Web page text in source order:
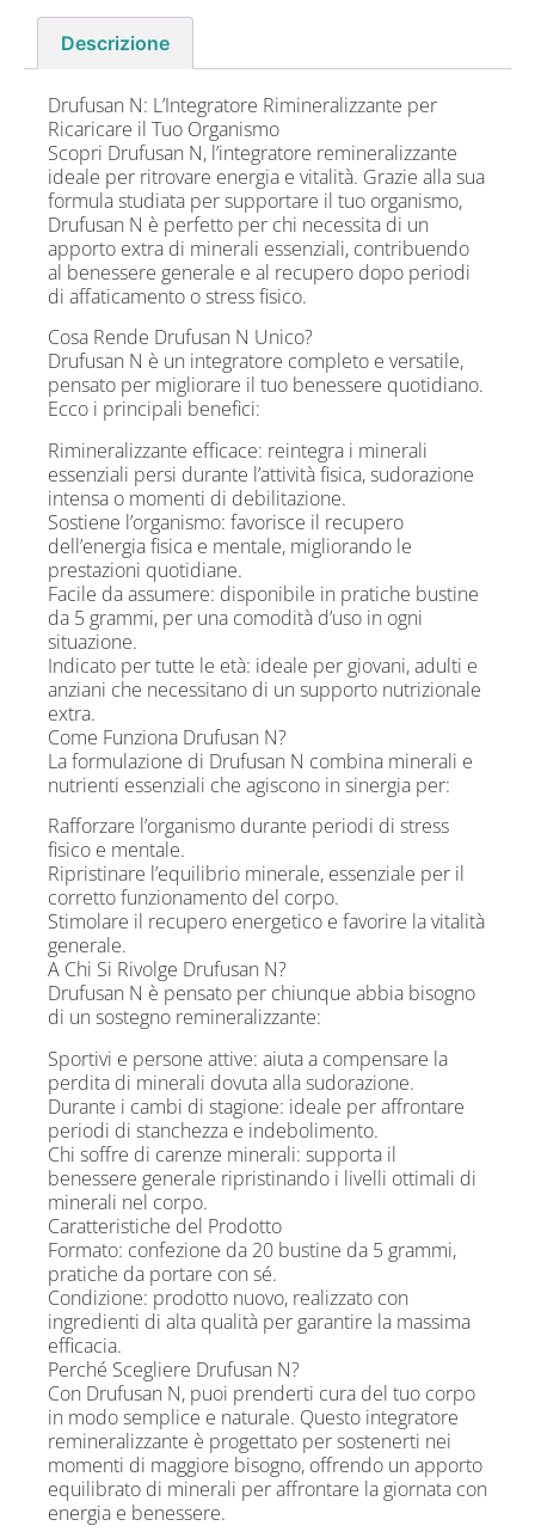
Descrizione
Drufusan N: L’Integratore Rimineralizzante per
Ricaricare il Tuo Organismo
Scopri Drufusan N, l’integratore remineralizzante
ideale per ritrovare energia e vitalità. Grazie alla sua
formula studiata per supportare il tuo organismo,
Drufusan N è perfetto per chi necessita di un
apporto extra di minerali essenziali, contribuendo
al benessere generale e al recupero dopo periodi
di affaticamento o stress fisico.
Cosa Rende Drufusan N Unico?
Drufusan N è un integratore completo e versatile,
pensato per migliorare il tuo benessere quotidiano.
Ecco i principali benefici:
Rimineralizzante efficace: reintegra i minerali
essenziali persi durante l’attività fisica, sudorazione
intensa o momenti di debilitazione.
Sostiene l’organismo: favorisce il recupero
dell’energia fisica e mentale, migliorando le
prestazioni quotidiane.
Facile da assumere: disponibile in pratiche bustine
da 5 grammi, per una comodità d’uso in ogni
situazione.
Indicato per tutte le età: ideale per giovani, adulti e
anziani che necessitano di un supporto nutrizionale
extra.
Come Funziona Drufusan N?
La formulazione di Drufusan N combina minerali e
nutrienti essenziali che agiscono in sinergia per:
Rafforzare l’organismo durante periodi di stress
fisico e mentale.
Ripristinare l’equilibrio minerale, essenziale per il
corretto funzionamento del corpo.
Stimolare il recupero energetico e favorire la vitalità
generale.
A Chi Si Rivolge Drufusan N?
Drufusan N è pensato per chiunque abbia bisogno
di un sostegno remineralizzante:
Sportivi e persone attive: aiuta a compensare la
perdita di minerali dovuta alla sudorazione.
Durante i cambi di stagione: ideale per affrontare
periodi di stanchezza e indebolimento.
Chi soffre di carenze minerali: supporta il
benessere generale ripristinando i livelli ottimali di
minerali nel corpo.
Caratteristiche del Prodotto
Formato: confezione da 20 bustine da 5 grammi,
pratiche da portare con sé.
Condizione: prodotto nuovo, realizzato con
ingredienti di alta qualità per garantire la massima
efficacia.
Perché Scegliere Drufusan N?
Con Drufusan N, puoi prenderti cura del tuo corpo
in modo semplice e naturale. Questo integratore
remineralizzante è progettato per sostenerti nei
momenti di maggiore bisogno, offrendo un apporto
equilibrato di minerali per affrontare la giornata con
energia e benessere.